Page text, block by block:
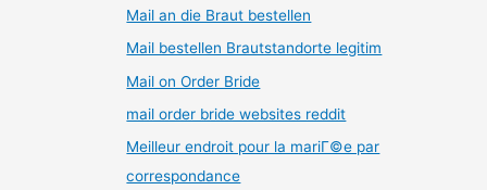
Mail an die Braut bestellen
Mail bestellen Brautstandorte legitim
Mail on Order Bride
mail order bride websites reddit
Meilleur endroit pour la mariГ©e par
correspondance